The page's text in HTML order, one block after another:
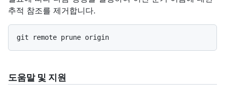
추적 참조를 제거합니다.
도움말 및 지원